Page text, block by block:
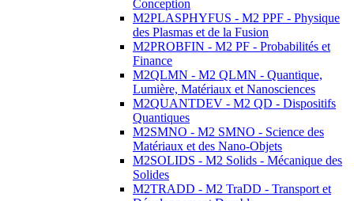
Conception
M2PLASPHYFUS - M2 PPF - Physique
des Plasmas et de la Fusion
M2PROBFIN - M2 PF - Probabilités et
Finance
M2QLMN - M2 QLMN - Quantique,
Lumière, Matériaux et Nanosciences
M2QUANTDEV - M2 QD - Dispositifs
Quantiques
M2SMNO - M2 SMNO - Science des
Matériaux et des Nano-Objets
M2SOLIDS - M2 Solids - Mécanique des
Solides
M2TRADD - M2 TraDD - Transport et